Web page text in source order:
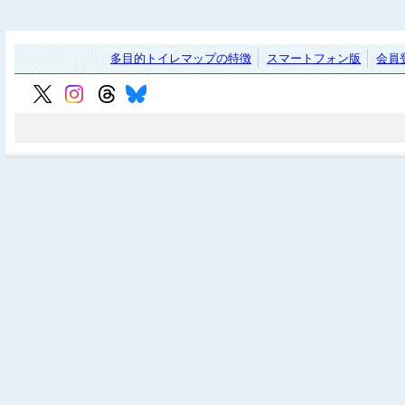
多目的トイレマップの特徴 スマートフォン版 会員